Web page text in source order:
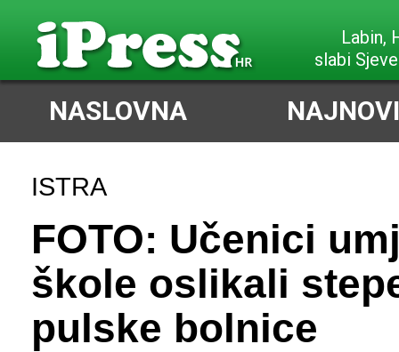
Labin,
slabi
NASLOVNA
ISTRA
FOTO: Učenici
škole oslikali
pulske bolnice